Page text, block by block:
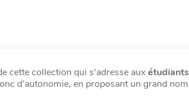
cette collection qui s'adresse aux
d’autonomie, en proposant un grand